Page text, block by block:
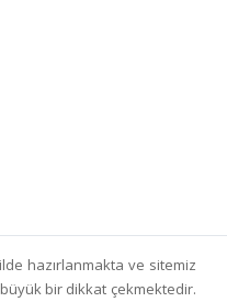
hazırlanmakta ve sitemiz
bir dikkat çekmektedir.